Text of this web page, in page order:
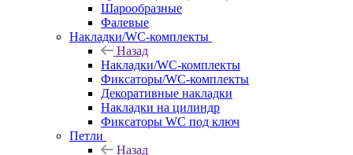
Шарообразные
Фалевые
Накладки/WC-комплекты
Назад
Накладки/WC-комплекты
Фиксаторы/WC-комплекты
Декоративные накладки
Накладки на цилиндр
Фиксаторы WC под ключ
Петли
Назад